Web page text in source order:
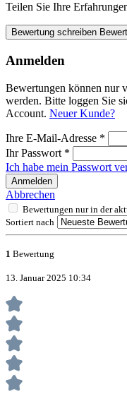
Teilen Sie Ihre
Bewertung schreiben
Anmelden
Bewertungen können nur
werden. Bitte loggen Sie
Account. Neuer Kunde?
Ihre E-Mail-Adresse *
Ihr Passwort *
Ich habe mein Passwort
Anmelden
Abbrechen
Bewertungen nur in der
Sortiert nach
1 Bewertung
13. Januar 2025 10:34